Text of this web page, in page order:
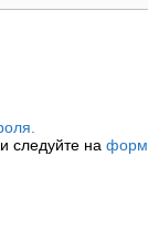
следуйте на